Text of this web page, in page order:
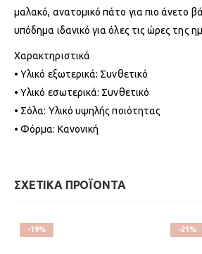
μαλακό, ανατομικό πάτο για πιο άνετο
υπόδημα ιδανικό για όλες τις ώρες της
Χαρακτηριστικά
• Υλικό εξωτερικά: Συνθετικό
• Υλικό εσωτερικά: Συνθετικό
• Σόλα: Υλικό υψηλής ποιότητας
• Φόρμα: Κανονική
ΣΧΕΤΙΚΑ ΠΡΟΪΟΝΤΑ
-19% -21%